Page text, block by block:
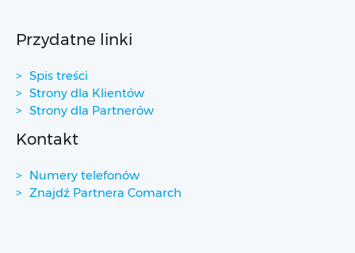
Przydatne linki
Spis treści
Strony dla Klientów
Strony dla Partnerów
Kontakt
Numery telefonów
Znajdź Partnera Comarch